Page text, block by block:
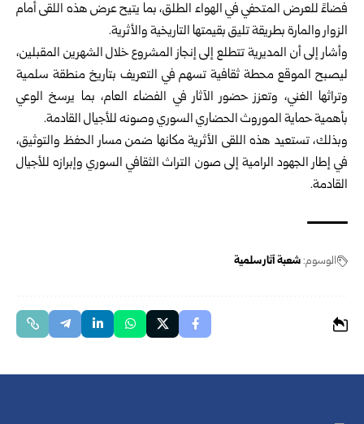
فضاءً للعرض المتحفي في الهواء الطلق، بما يتيح عرض هذه اللقى أمام
الزوار والمارة بطريقة تليق بقيمتها التاريخية والأثرية.
وأشار إلى أن المديرية تتطلع إلى إنجاز المشروع خلال الشهرين المقبلين،
ليصبح الموقع محطة ثقافية تسهم في التعريف بتاريخ منطقة سلمية
وتراثها الغني، وتعزز حضور الآثار في الفضاء العام، بما يرسخ الوعي
بأهمية حماية الموروث الحضاري السوري وصونه للأجيال القادمة.
وبذلك، تستعيد هذه اللقى الأثرية مكانها ضمن مسار الحفظ والتوثيق،
في إطار الجهود الرامية إلى صون التراث الثقافي السوري وإبرازه للأجيال
القادمة.
الوسوم:شعبة آثار سلمية